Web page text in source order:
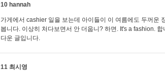
10 hannah
가게에서 cashier 일을 보는데 아이들이 이 여름에도 두꺼운
봅니다. 이상히 처다보면서 안 더웁니? 하면. It's a fashion.
다운 글입니다.
11 최시영